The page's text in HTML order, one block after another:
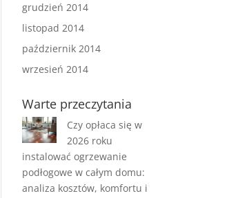
grudzień 2014
listopad 2014
październik 2014
wrzesień 2014
Warte przeczytania
Czy opłaca się w
2026 roku
instalować ogrzewanie
podłogowe w całym domu:
analiza kosztów, komfortu i